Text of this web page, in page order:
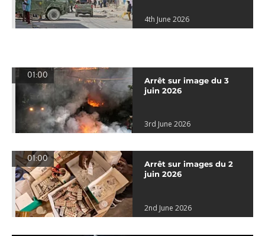
4th June 2026
01:00
Arrêt sur image du 3
juin 2026
3rd June 2026
01:00
Arrêt sur images du 2
juin 2026
2nd June 2026